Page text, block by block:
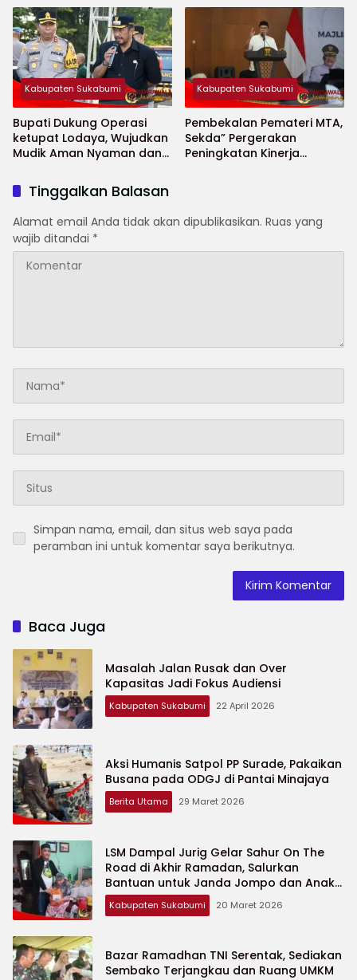
Jompo dan Anak Yatim
Kabupaten Sukabumi
Bupati Dukung Operasi
ketupat Lodaya, Wujudkan
Mudik Aman Nyaman dan
Kabupaten Sukabumi
Pembekalan Pemateri MTA,
Sekda” Pergerakan
Peningkatan Kinerja
Tinggalkan Balasan
Alamat email Anda tidak akan dipublikasikan. Ruas yang
wajib ditandai *
Simpan nama, email, dan situs web saya pada
peramban ini untuk komentar saya berikutnya.
Baca Juga
Masalah Jalan Rusak dan Over
Kapasitas Jadi Fokus Audiensi
Kabupaten Sukabumi 22 April 2026
Aksi Humanis Satpol PP Surade, Pakaikan
Busana pada ODGJ di Pantai Minajaya
Berita Utama 29 Maret 2026
LSM Dampal Jurig Gelar Sahur On The
Road di Akhir Ramadan, Salurkan
Bantuan untuk Janda Jompo dan Anak
Yatim
Kabupaten Sukabumi 20 Maret 2026
Bazar Ramadhan TNI Serentak, Sediakan
Sembako Terjangkau dan Ruang UMKM